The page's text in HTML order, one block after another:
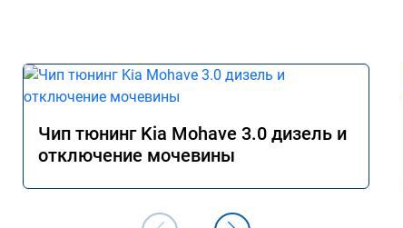
Чип тюнинг Kia Mohave 3.0 дизель и
отключение мочевины